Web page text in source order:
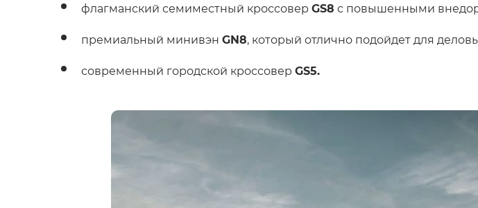
флагманский семиместный кроссовер GS8 с повышенными
премиальный минивэн GN8, который отлично подойдет для
современный городской кроссовер GS5.